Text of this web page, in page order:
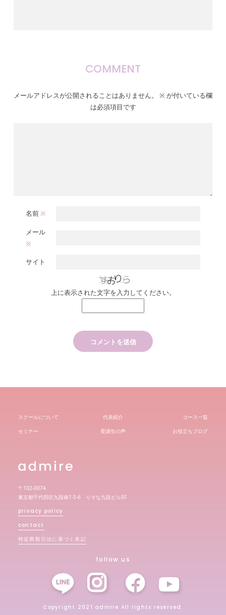
COMMENT
メールアドレスが公開されることはありません。 ※ が付いている欄
は必須項目です
名前 ※
メール
※
サイト
上に表示された文字を入力してください。
スクールについて 代表紹介
コース一覧
セミナー
受講生の声 お役立ちブログ
〒102-0074
東京都千代田区九段南1-5-6 りそな九段ビル5F
privacy policy
contact
特定商取引法に基づく表記
follow us
Copyright 2021 admire All rights reserved.